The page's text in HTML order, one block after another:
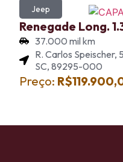
Jeep
Renegade Long.
37.000 mil km
R. Carlos Speischer,
SC, 89295-000
Preço: